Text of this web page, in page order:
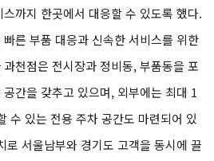
까지 한곳에서 대응할 수 있도록 했다.
른 부품 대응과 신속한 서비스를 위한
천점은 전시장과 정비동, 부품동을 포
간을 갖추고 있으며, 외부에는 최대 1
수 있는 전용 주차 공간도 마련되어 있
로 서울남부와 경기도 고객을 동시에 끌